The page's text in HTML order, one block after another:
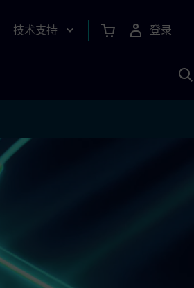
技术支持 登录